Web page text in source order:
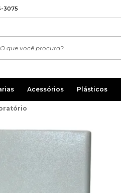
3075
Acessórios Plásticos